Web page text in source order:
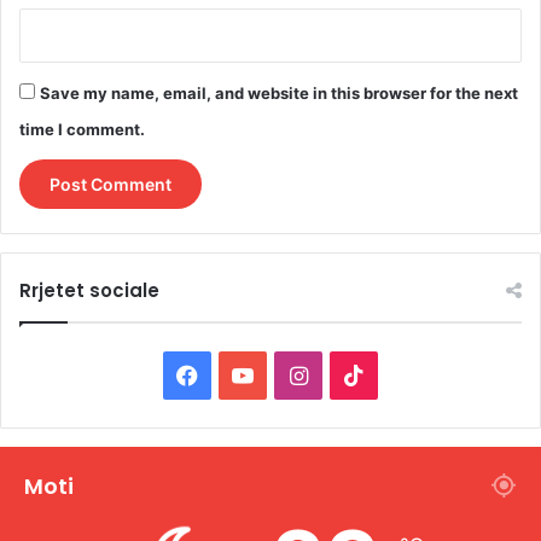
Save my name, email, and website in this browser for the next
time I comment.
Rrjetet sociale
a
o
I
n
i
Moti